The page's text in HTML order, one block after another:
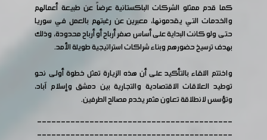
كما قدم ممثلو الشركات الباكستانية عرضاً عن طبيعة أعمالهم
والخدمات التي يقدمونها، معبرين عن رغبتهم بالعمل في سوريا
حتى ولو كانت البداية على أساس صفر أرباح أو أرباح محدودة، وذلك
بهدف ترسيخ حضورهم وبناء شراكات استراتيجية طويلة الأمد.
واختتم اللقاء بالتأكيد على أن هذه الزيارة تمثل خطوة أولى نحو
توطيد العلاقات الاقتصادية والتجارية بين دمشق وإسلام آباد،
وتؤسس لانطلاقة تعاون مثمر يخدم مصالح الطرفين.
-----------------------------------------
-----------------------------------------